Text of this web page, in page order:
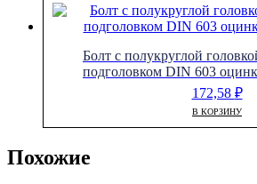
Болт с полукруглой
подголовком DIN 603
172,58 ₽
В КОРЗИНУ
Похожие